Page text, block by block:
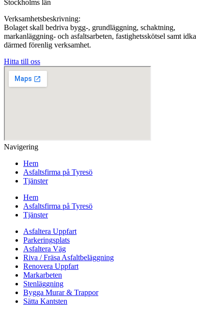
Stockholms län
Verksamhetsbeskrivning:
Bolaget skall bedriva bygg-, grundläggning, schaktning,
markanläggning- och asfaltsarbeten, fastighetsskötsel samt idka
därmed förenlig verksamhet.
Hitta till oss
Navigering
Hem
Asfaltsfirma på Tyresö
Tjänster
Hem
Asfaltsfirma på Tyresö
Tjänster
Asfaltera Uppfart
Parkeringsplats
Asfaltera Väg
Riva / Fräsa Asfaltbeläggning
Renovera Uppfart
Markarbeten
Stenläggning
Bygga Murar & Trappor
Sätta Kantsten